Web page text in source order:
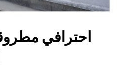
احترافي